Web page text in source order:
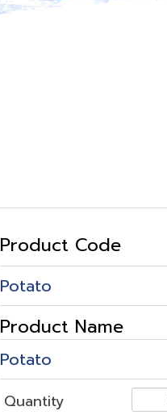
Product Code
Potato
Product Name
Potato
Quantity